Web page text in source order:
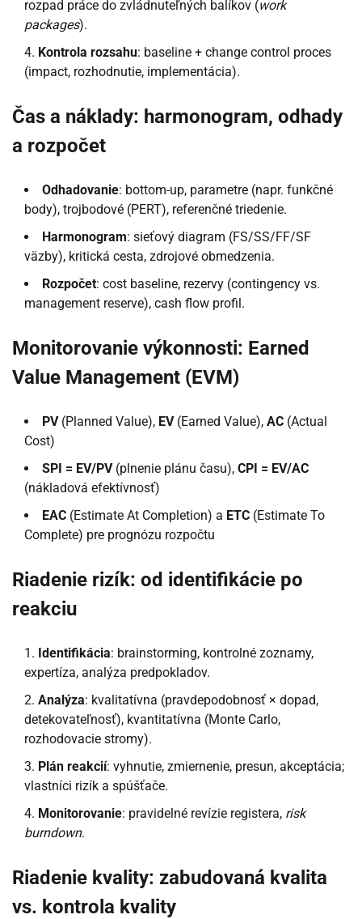
rozpad práce do zvládnuteľných balíkov (work
packages).
Kontrola rozsahu: baseline + change control proces
(impact, rozhodnutie, implementácia).
Čas a náklady: harmonogram, odhady
a rozpočet
Odhadovanie: bottom-up, parametre (napr. funkčné
body), trojbodové (PERT), referenčné triedenie.
Harmonogram: sieťový diagram (FS/SS/FF/SF
väzby), kritická cesta, zdrojové obmedzenia.
Rozpočet: cost baseline, rezervy (contingency vs.
management reserve), cash flow profil.
Monitorovanie výkonnosti: Earned
Value Management (EVM)
PV(Planned Value), EV(Earned Value), AC (Actual
Cost)
SPI = EV/PV(plnenie plánu času), CPI = EV/AC
(nákladová efektívnosť)
EAC (Estimate At Completion) a ETC (Estimate To
Complete) pre prognózu rozpočtu
Riadenie rizík: od identifikácie po
reakciu
Identifikácia: brainstorming, kontrolné zoznamy,
expertíza, analýza predpokladov.
Analýza: kvalitatívna (pravdepodobnosť × dopad,
detekovateľnosť), kvantitatívna (Monte Carlo,
rozhodovacie stromy).
Plán reakcií: vyhnutie, zmiernenie, presun, akceptácia;
vlastníci rizík a spúšťače.
Monitorovanie: pravidelné revízie registera, risk
burndown.
Riadenie kvality: zabudovaná kvalita
vs. kontrola kvality